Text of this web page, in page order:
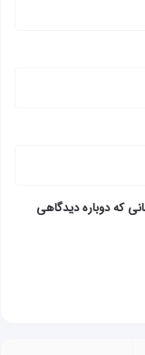
که دوباره دیدگاهی